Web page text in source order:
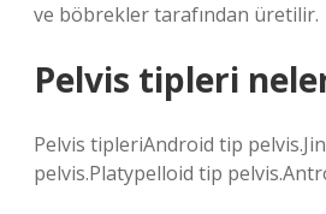
ve böbrekler tarafından üretilir.
Pelvis tipleri
Pelvis tipleriAndroid tip
pelvis.Platypelloid tip